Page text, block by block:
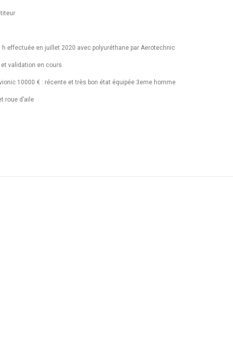
h effectuée en juillet 2020 avec polyuréthane par Aerotechnic
validation en cours
10000 € : récente et très bon état équipée 3eme homme
roue d’aile